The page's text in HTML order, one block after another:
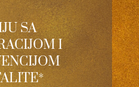
SA
I